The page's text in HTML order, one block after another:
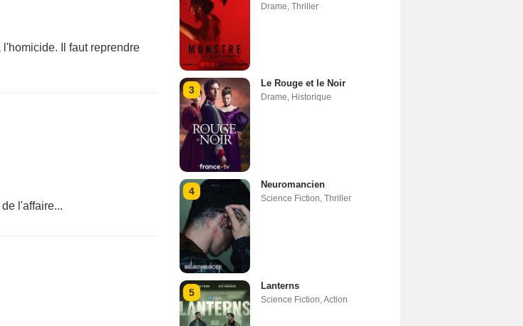
Il faut reprendre
l'affaire...
Drame Thriller
3
Le Rouge et le Noir
Drame Historique
4
Neuromancien
Science Fiction Thriller
5
Lanterns
Science Fiction Action